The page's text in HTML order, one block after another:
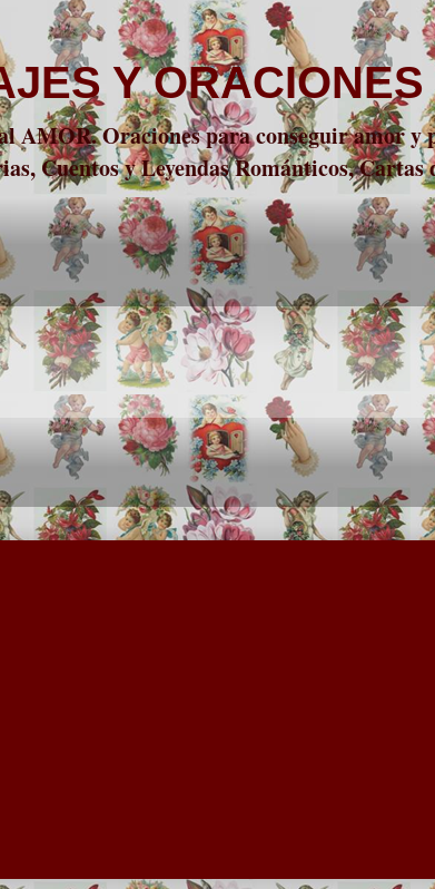
Y
AMOR. Oraciones para conseguir amor y
Cuentos y Leyendas Románticos, Cartas